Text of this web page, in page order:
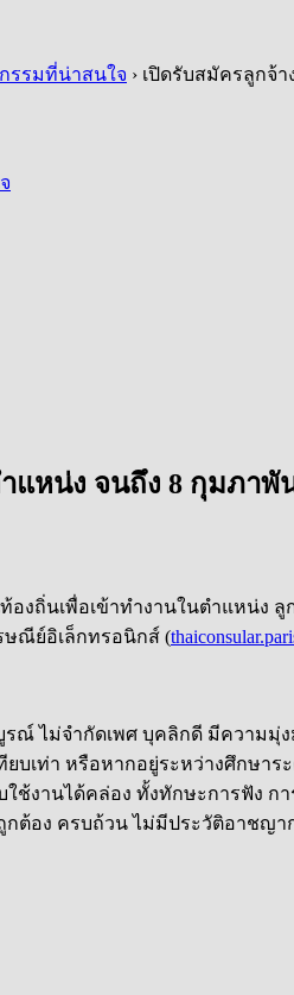
รรมที่น่าสนใจ › เปิดรับสมัครลูกจ้า
แหน่ง จนถึง 8 กุมภาพั
ถิ่นเพื่อเข้าทำงานในตำแหน่ง ลู
ษณีย์อิเล็กทรอนิกส์ (
รณ์ ไม่จำกัดเพศ บุคลิกดี มีความ
เท่า หรือหากอยู่ระหว่างศึกษา
ช้งานได้คล่อง ทั้งทักษะการฟัง ก
อง ครบถ้วน ไม่มีประวัติอาชญา